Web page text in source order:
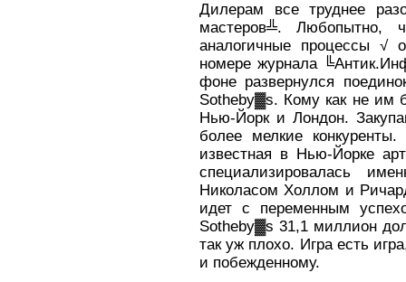
Дилерам все труднее
мастеров╩. Любопытно,
аналогичные процессы
номере журнала
фоне развернулся
Sotheby▓s. Кому как не им
Нью-Йорк и Лондон.
более мелкие
известная в Нью-Йорке
специализировалась
Николасом Холлом и
идет с переменным
Sotheby▓s 31,1 миллион
так уж плохо. Игра есть
и побежденному.